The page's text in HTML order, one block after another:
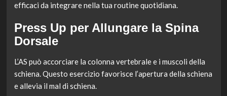
efficaci da integrare nella tua routine quotidiana.
Press Up per Allungare la Spina
Dorsale
L’AS può accorciare la colonna vertebrale e i muscoli della
schiena. Questo esercizio favorisce l’apertura della schiena
e allevia il mal di schiena.